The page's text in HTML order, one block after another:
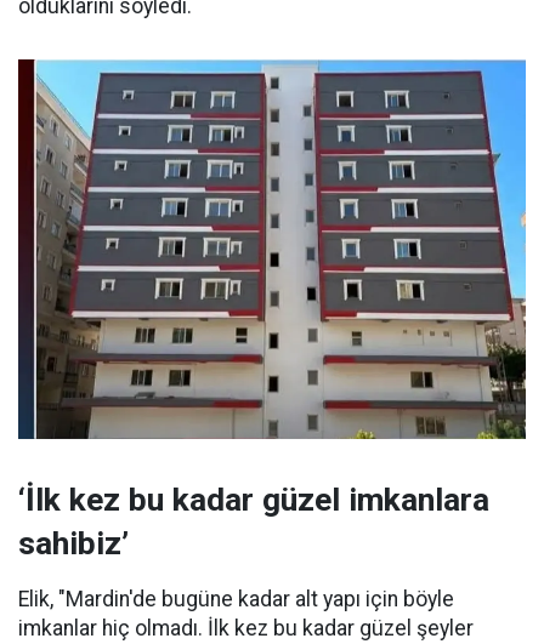
olduklarını söyledi.
‘İlk kez bu kadar güzel imkanlara
sahibiz’
Elik, "Mardin'de bugüne kadar alt yapı için böyle
imkanlar hiç olmadı. İlk kez bu kadar güzel şeyler